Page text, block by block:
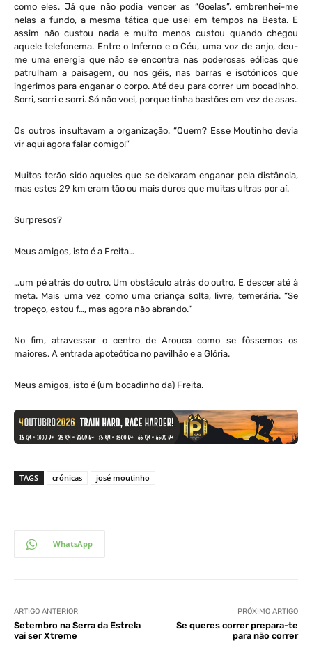
como eles. Já que não podia vencer as “Goelas”, embrenhei-me
nelas a fundo, a mesma tática que usei em tempos na Besta. E
assim não custou nada e muito menos custou quando chegou
aquele telefonema. Entre o Inferno e o Céu, uma voz de anjo, deu-
me uma energia que não se encontra nas poderosas eólicas que
patrulham a paisagem, ou nos géis, nas barras e isotónicos que
ingerimos para enganar o corpo. Até deu para correr um bocadinho.
Sorri, sorri e sorri. Só não voei, porque tinha bastões em vez de asas.
Os outros insultavam a organização. “Quem? Esse Moutinho devia
vir aqui agora falar comigo!”
Muitos terão sido aqueles que se deixaram enganar pela distância,
mas estes 29 km eram tão ou mais duros que muitas ultras por aí.
Surpresos?
Meus amigos, isto é a Freita…
…um pé atrás do outro. Um obstáculo atrás do outro. E descer até à
meta. Mais uma vez como uma criança solta, livre, temerária. “Se
tropeço, estou f…, mas agora não abrando.”
No fim, atravessar o centro de Arouca como se fôssemos os
maiores. A entrada apoteótica no pavilhão e a Glória.
Meus amigos, isto é (um bocadinho da) Freita.
TAGS crónicas josé moutinho
WhatsApp
ARTIGO ANTERIOR
Setembro na Serra da Estrela
vai ser Xtreme
PRÓXIMO ARTIGO
Se queres correr prepara-te
para não correr